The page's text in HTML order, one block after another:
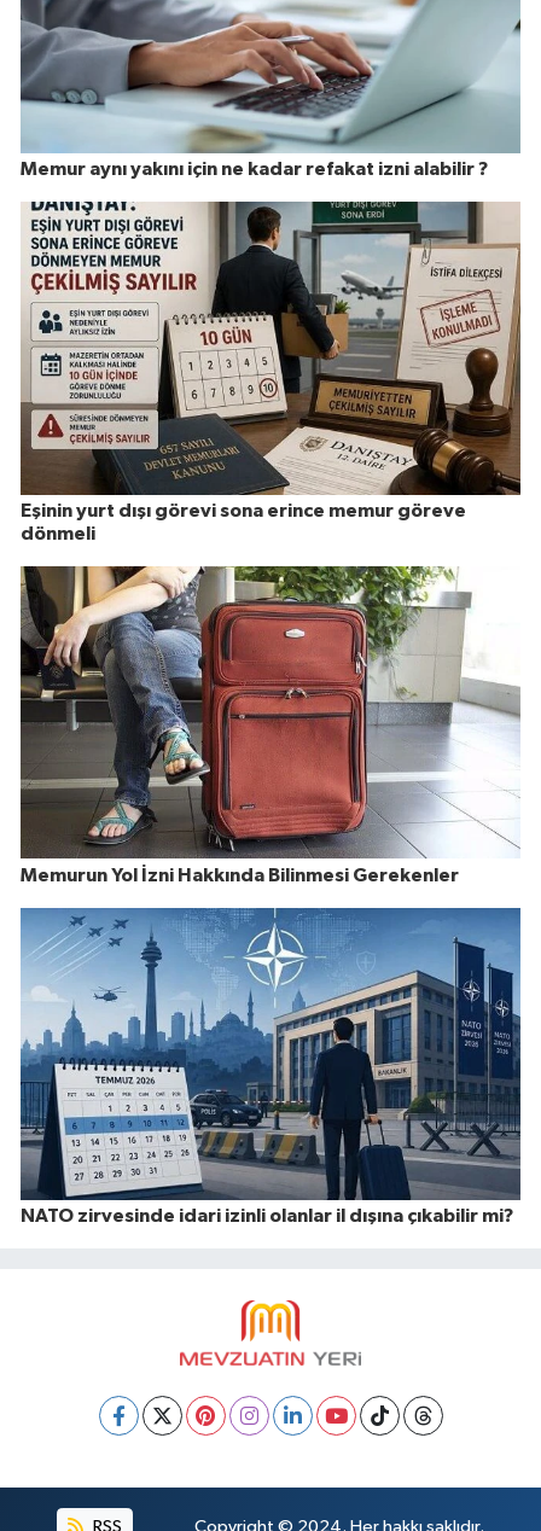
Memur aynı yakını için ne kadar refakat izni alabilir ?
Eşinin yurt dışı görevi sona erince memur göreve
dönmeli
Memurun Yol İzni Hakkında Bilinmesi Gerekenler
NATO zirvesinde idari izinli olanlar il dışına çıkabilir mi?
RSS Copyright © 2024. Her hakkı saklıdır.